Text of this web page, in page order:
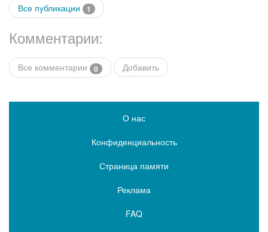
Все публикации 1
Комментарии:
Все комментарии 0 Добавить
О нас
Конфиденциальность
Страница памяти
Реклама
FAQ